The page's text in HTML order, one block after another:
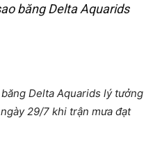
băng Delta Aquarids
Delta Aquarids lý tưởng
29/7 khi trận mưa đạt